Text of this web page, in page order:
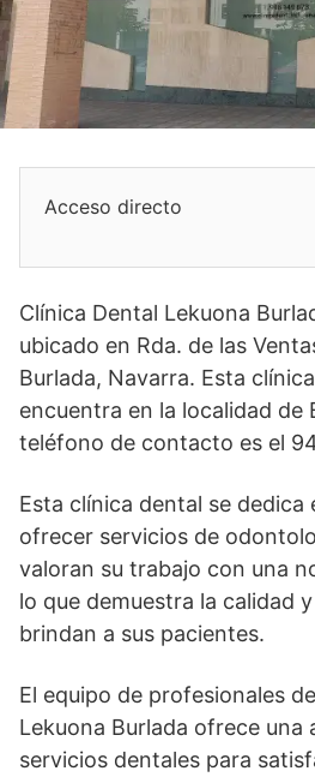
Acceso directo
Clínica Dental Lekuona
ubicado en Rda. de las
Burlada, Navarra. Esta
encuentra en la localidad de
teléfono de contacto es el
Esta clínica dental se dedica
ofrecer servicios de
valoran su trabajo con una
lo que demuestra la calidad
brindan a sus pacientes.
El equipo de profesionales
Lekuona Burlada ofrece una
servicios dentales para